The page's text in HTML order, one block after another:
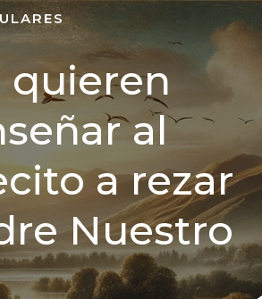
quieren
al
a rezar
Nuestro